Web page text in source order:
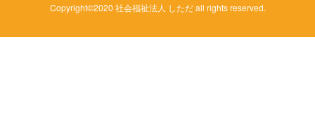
Copyright©2020 社会福祉法人 しただ all rights reserved.